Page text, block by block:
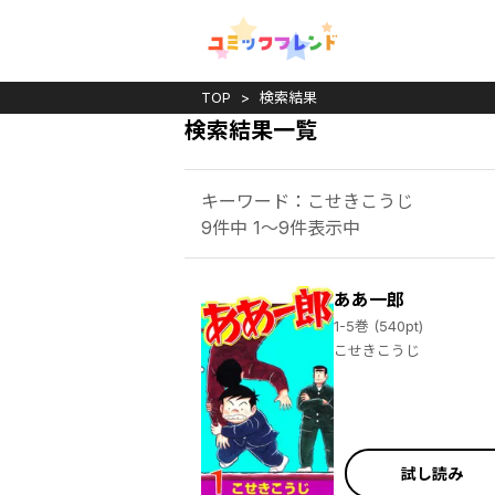
TOP 検索結果
検索結果一覧
キーワード：こせきこうじ
9件中 1～9件表示中
ああ一郎
1-5巻 (540pt)
こせきこうじ
試し読み